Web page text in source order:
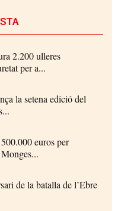
2.200 ulleres
per a...
la setena edició del
euros per
de la batalla de l’Ebre